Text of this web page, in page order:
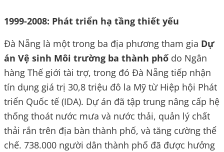
1999-2008: Phát triển hạ tầng thiết yếu
Đà Nẵng là một trong ba địa phương tham gia Dự
án Vệ sinh Môi trường ba thành phố do Ngân
hàng Thế giới tài trợ, trong đó Đà Nẵng tiếp nhận
tín dụng giá trị 30,8 triệu đô la Mỹ từ Hiệp hội Phát
triển Quốc tế (IDA). Dự án đã tập trung nâng cấp hệ
thống thoát nước mưa và nước thải, quản lý chất
thải rắn trên địa bàn thành phố, và tăng cường thể
chế. 738.000 người dân thành phố đã được hưởng